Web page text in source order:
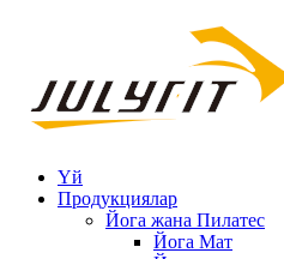
Үй
Продукциялар
Йога жана Пилатес
Йога Мат